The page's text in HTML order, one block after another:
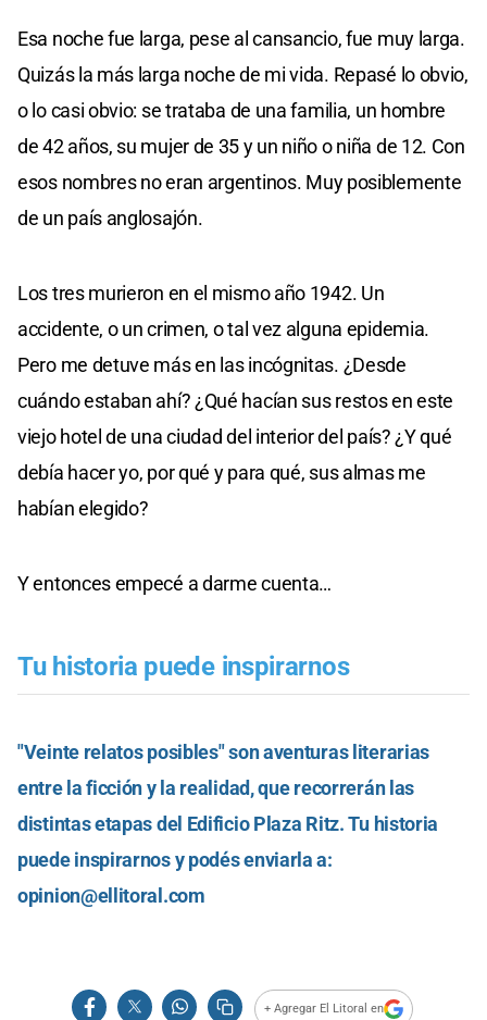
Esa noche fue larga, pese al cansancio, fue muy larga.
Quizás la más larga noche de mi vida. Repasé lo obvio,
o lo casi obvio: se trataba de una familia, un hombre
de 42 años, su mujer de 35 y un niño o niña de 12. Con
esos nombres no eran argentinos. Muy posiblemente
de un país anglosajón.
Los tres murieron en el mismo año 1942. Un
accidente, o un crimen, o tal vez alguna epidemia.
Pero me detuve más en las incógnitas. ¿Desde
cuándo estaban ahí? ¿Qué hacían sus restos en este
viejo hotel de una ciudad del interior del país? ¿Y qué
debía hacer yo, por qué y para qué, sus almas me
habían elegido?
Y entonces empecé a darme cuenta…
Tu historia puede inspirarnos
"Veinte relatos posibles" son aventuras literarias
entre la ficción y la realidad, que recorrerán las
distintas etapas del Edificio Plaza Ritz. Tu historia
puede inspirarnos y podés enviarla a:
opinion@ellitoral.com
+ Agregar El Litoral en